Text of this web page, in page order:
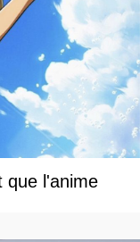
que l'anime